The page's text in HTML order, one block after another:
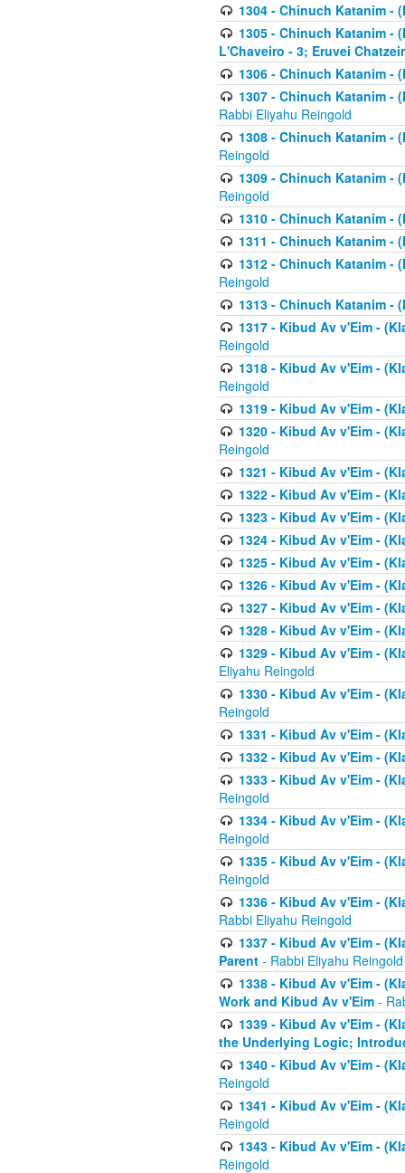
1304 - Chinuch Katanim -
1305 - Chinuch Katanim -
L'Chaveiro - 3; Eruvei
1306 - Chinuch Katanim -
1307 - Chinuch Katanim -
Rabbi Eliyahu Reingold
1308 - Chinuch Katanim -
Reingold
1309 - Chinuch Katanim -
Reingold
1310 - Chinuch Katanim -
1311 - Chinuch Katanim -
1312 - Chinuch Katanim -
Reingold
1313 - Chinuch Katanim -
1317 - Kibud Av v'Eim -
Reingold
1318 - Kibud Av v'Eim -
Reingold
1319 - Kibud Av v'Eim -
1320 - Kibud Av v'Eim -
Reingold
1321 - Kibud Av v'Eim -
1322 - Kibud Av v'Eim -
1323 - Kibud Av v'Eim -
1324 - Kibud Av v'Eim -
1325 - Kibud Av v'Eim -
1326 - Kibud Av v'Eim -
1327 - Kibud Av v'Eim -
1328 - Kibud Av v'Eim -
1329 - Kibud Av v'Eim -
Eliyahu Reingold
1330 - Kibud Av v'Eim -
Reingold
1331 - Kibud Av v'Eim -
1332 - Kibud Av v'Eim -
1333 - Kibud Av v'Eim -
Reingold
1334 - Kibud Av v'Eim -
Reingold
1335 - Kibud Av v'Eim -
Reingold
1336 - Kibud Av v'Eim -
Rabbi Eliyahu Reingold
1337 - Kibud Av v'Eim -
Parent - Rabbi Eliyahu Reingold
1338 - Kibud Av v'Eim -
Work and Kibud Av v'Eim -
1339 - Kibud Av v'Eim -
the Underlying Logic;
1340 - Kibud Av v'Eim -
Reingold
1341 - Kibud Av v'Eim -
Reingold
1343 - Kibud Av v'Eim -
Reingold